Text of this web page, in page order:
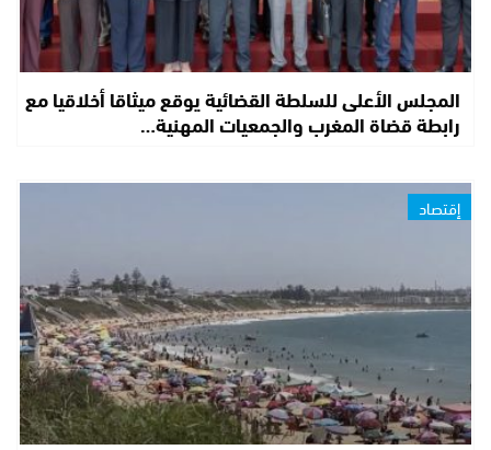
المجلس الأعلى للسلطة القضائية يوقع ميثاقا أخلاقيا مع
رابطة قضاة المغرب والجمعيات المهنية…
إقتصاد